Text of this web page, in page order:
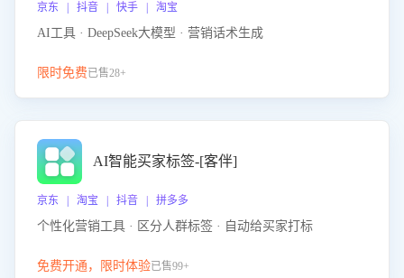
京东 | 抖音 | 快手 | 淘宝
AI工具 · DeepSeek大模型 · 营销话术生成
限时免费已售28+
AI智能买家标签-[客伴]
京东 | 淘宝 | 抖音 | 拼多多
个性化营销工具 · 区分人群标签 · 自动给买家打标
免费开通，限时体验已售99+